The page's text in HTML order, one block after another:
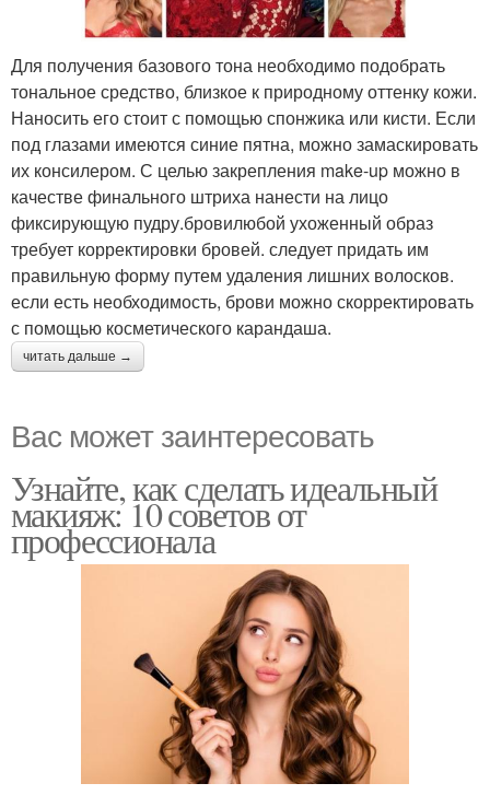
Для получения базового тона необходимо подобрать
тональное средство, близкое к природному оттенку кожи.
Наносить его стоит с помощью спонжика или кисти. Если
под глазами имеются синие пятна, можно замаскировать
их консилером. С целью закрепления make-up можно в
качестве финального штриха нанести на лицо
фиксирующую пудру.бровилюбой ухоженный образ
требует корректировки бровей. следует придать им
правильную форму путем удаления лишних волосков.
если есть необходимость, брови можно скорректировать
с помощью косметического карандаша.
читать дальше →
Вас может заинтересовать
Узнайте, как сделать идеальный
макияж: 10 советов от
профессионала